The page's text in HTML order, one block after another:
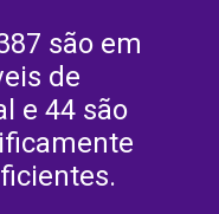
são em
de
e 44 são